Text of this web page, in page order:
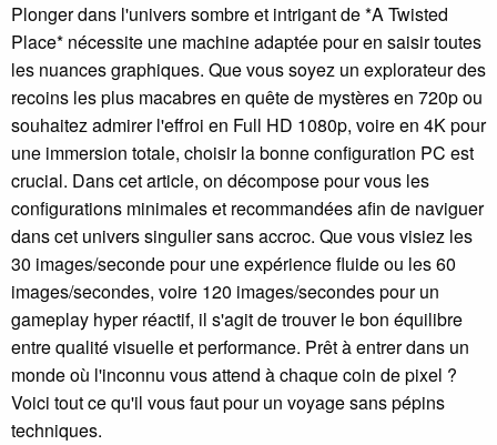
Plonger dans l'univers sombre et intrigant de *A Twisted
Place* nécessite une machine adaptée pour en saisir toutes
les nuances graphiques. Que vous soyez un explorateur des
recoins les plus macabres en quête de mystères en 720p ou
souhaitez admirer l'effroi en Full HD 1080p, voire en 4K pour
une immersion totale, choisir la bonne configuration PC est
crucial. Dans cet article, on décompose pour vous les
configurations minimales et recommandées afin de naviguer
dans cet univers singulier sans accroc. Que vous visiez les
30 images/seconde pour une expérience fluide ou les 60
images/secondes, voire 120 images/secondes pour un
gameplay hyper réactif, il s'agit de trouver le bon équilibre
entre qualité visuelle et performance. Prêt à entrer dans un
monde où l'inconnu vous attend à chaque coin de pixel ?
Voici tout ce qu'il vous faut pour un voyage sans pépins
techniques.